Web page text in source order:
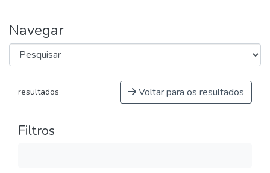
Navegar
resultados Voltar para os resultados
Filtros